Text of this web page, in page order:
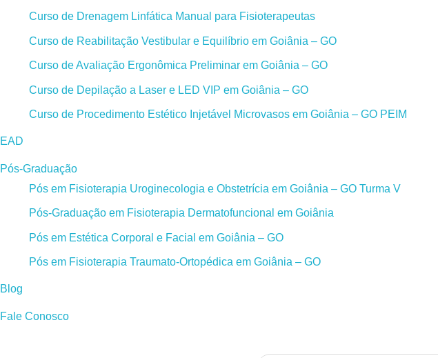
Curso de Drenagem Linfática Manual para Fisioterapeutas
Curso de Reabilitação Vestibular e Equilíbrio em Goiânia – GO
Curso de Avaliação Ergonômica Preliminar em Goiânia – GO
Curso de Depilação a Laser e LED VIP em Goiânia – GO
Curso de Procedimento Estético Injetável Microvasos em Goiânia – GO PEIM
EAD
Pós-Graduação
Pós em Fisioterapia Uroginecologia e Obstetrícia em Goiânia – GO Turma V
Pós-Graduação em Fisioterapia Dermatofuncional em Goiânia
Pós em Estética Corporal e Facial em Goiânia – GO
Pós em Fisioterapia Traumato-Ortopédica em Goiânia – GO
Blog
Fale Conosco